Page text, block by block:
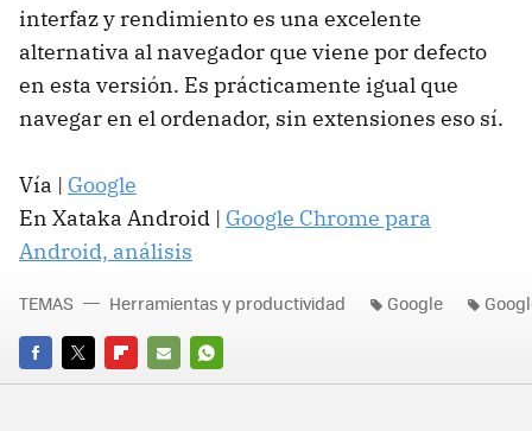
interfaz y rendimiento es una excelente
alternativa al navegador que viene por defecto
en esta versión. Es prácticamente igual que
navegar en el ordenador, sin extensiones eso sí.
Vía | Google
En Xataka Android | Google Chrome para
Android, análisis
FACEBOOK
TWITTERFLIPBOARD
E-
WHATSAPP
TEMAS Herramientas y productividad Google